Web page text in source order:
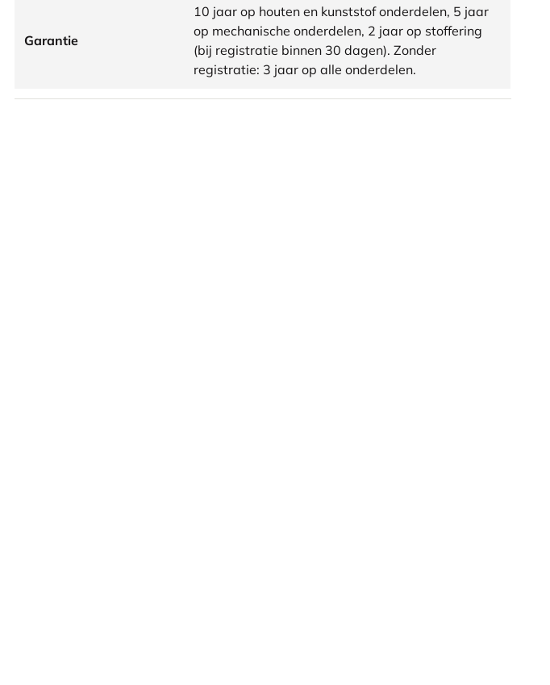
Garantie
10 jaar op houten en kunststof onderdelen, 5 jaar
op mechanische onderdelen, 2 jaar op stoffering
(bij registratie binnen 30 dagen). Zonder
registratie: 3 jaar op alle onderdelen.